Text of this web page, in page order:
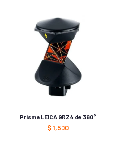
Prisma LEICA GRZ4 de 360°
$1,500